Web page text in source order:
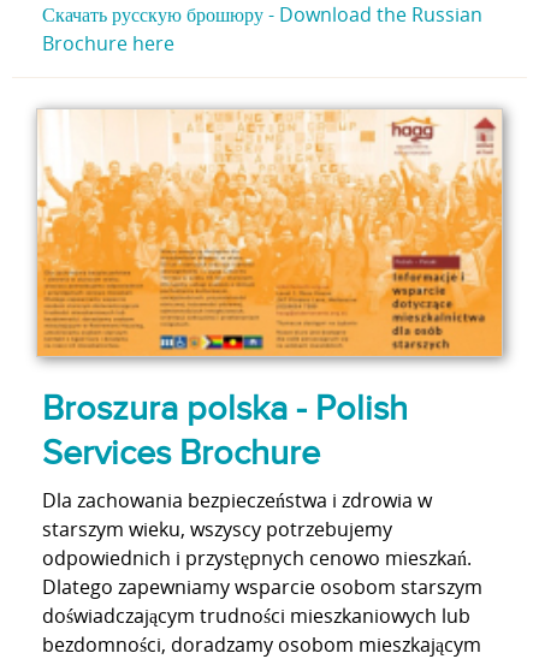
Скачать русскую брошюру - Download the Russian
Brochure here
Broszura polska - Polish
Services Brochure
Dla zachowania bezpieczeństwa i zdrowia w
starszym wieku, wszyscy potrzebujemy
odpowiednich i przystępnych cenowo mieszkań.
Dlatego zapewniamy wsparcie osobom starszym
doświadczającym trudności mieszkaniowych lub
bezdomności, doradzamy osobom mieszkającym